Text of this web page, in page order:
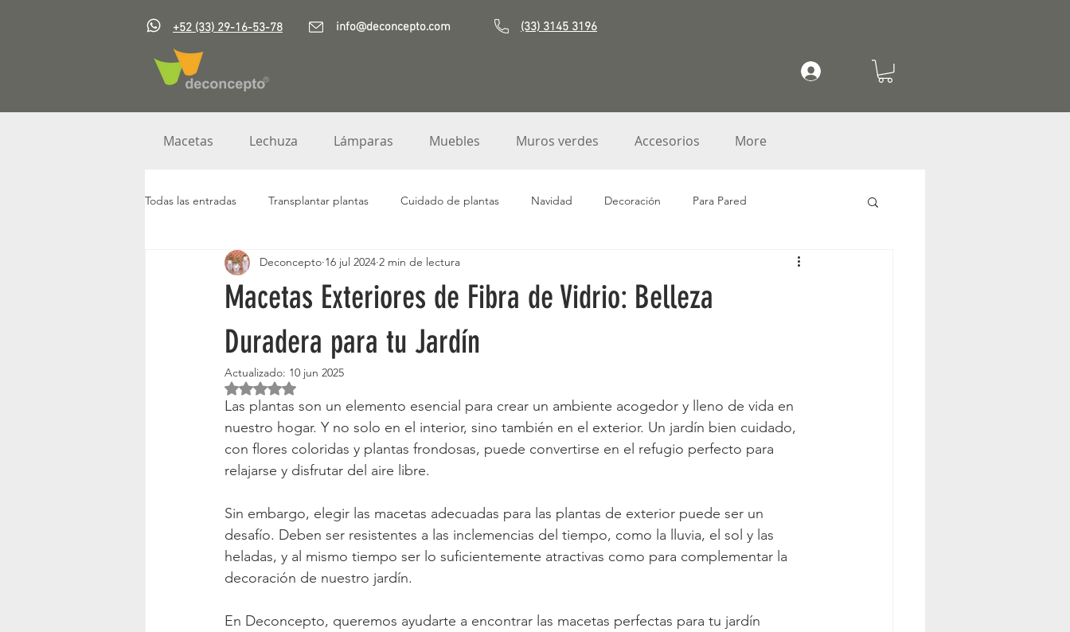
+52 (33) 29-16-53-78 info@deconcepto.com (33) 3145 3196
Mi cuenta
Macetas Lechuza Lámparas Muebles Muros verdes Accesorios More
Todas las entradas Transplantar plantas Cuidado de plantas Navidad Decoración Para Pared
Plantas artificiales Muebles de Fibra de Vidrio Macetas colgantes
Muro Verde Noche buenas Decoración terrazas
Maceteros Gigantes
Macetas Iluminadas Plato Base Macetas de autorriego Macetas Macetas gigantes Macetas grandes
Diseño de Exteriores Decoración Terrazas
Macetas Exteriores de Fibra de Vidrio: Belleza
Duradera para tu Jardín
Deconcepto 16 jul 2024 2 min de lectura
Actualizado: 10 jun 2025
Obtuvo NaN de 5 estrellas.
Las plantas son un elemento esencial para crear un ambiente acogedor y lleno de vida en
nuestro hogar. Y no solo en el interior, sino también en el exterior. Un jardín bien cuidado,
con flores coloridas y plantas frondosas, puede convertirse en el refugio perfecto para
relajarse y disfrutar del aire libre.
Sin embargo, elegir las macetas adecuadas para las plantas de exterior puede ser un
desafío. Deben ser resistentes a las inclemencias del tiempo, como la lluvia, el sol y las
heladas, y al mismo tiempo ser lo suficientemente atractivas como para complementar la
decoración de nuestro jardín.
En Deconcepto, queremos ayudarte a encontrar las macetas perfectas para tu jardín